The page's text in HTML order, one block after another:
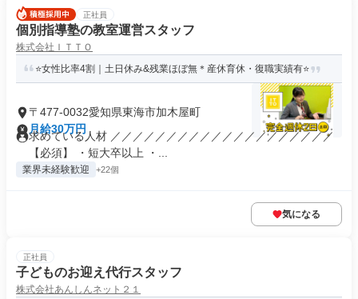
正社員
個別指導塾の教室運営スタッフ
株式会社ＩＴＴＯ
⭐女性比率4割｜土日休み&残業ほぼ無＊産休育休・復職実績有⭐
〒477-0032愛知県東海市加木屋町
月給30万円
求めている人材 ／／／／／／／／／／／／／／／／／／／／
【必須】 ・短大卒以上 ・...
業界未経験歓迎 +22個
気になる
正社員
子どものお迎え代行スタッフ
株式会社あんしんネット２１